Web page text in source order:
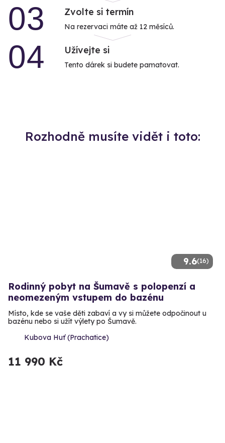
03 Zvolte si termín
Na rezervaci máte až 12 měsíců.
04 Užívejte si
Tento dárek si budete pamatovat.
Rozhodně musíte vidět i toto:
9.6(16)
Rodinný pobyt na Šumavě s polopenzí a
neomezeným vstupem do bazénu
Místo, kde se vaše děti zabaví a vy si můžete odpočinout u
bazénu nebo si užít výlety po Šumavě.
Kubova Huť (Prachatice)
11 990 Kč